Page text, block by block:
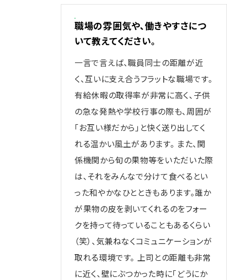
職場の雰囲気や、働きやすさにつ
いて教えてください。
一言で言えば、職員同士の距離が近
く、互いに支え合うフラットな職場です。
有給休暇の取得率が非常に高く、子供
の急な発熱や学校行事の際も、周囲が
「お互い様だから」と快く送り出してく
れる温かい風土があります。 また、関
係機関から旬の果物等をいただいた際
は、それをみんなで分けて食べるとい
った和やかなひとときもあります。誰か
が果物の皮を剥いてくれるのをフォー
クを持って待っていることもあるくらい
（笑）、気兼ねなくコミュニケーションが
取れる環境です。 上司との距離も非常
に近く、壁にぶつかった時に「どうにか